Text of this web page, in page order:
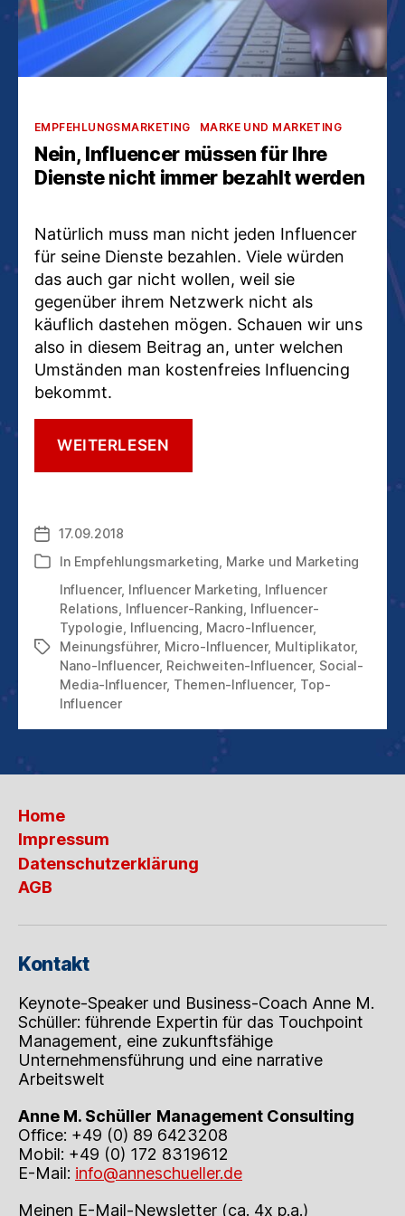
Kategorien
EMPFEHLUNGSMARKETING MARKE UND MARKETING
Nein, Influencer müssen für Ihre
Dienste nicht immer bezahlt werden
Natürlich muss man nicht jeden Influencer
für seine Dienste bezahlen. Viele würden
das auch gar nicht wollen, weil sie
gegenüber ihrem Netzwerk nicht als
käuflich dastehen mögen. Schauen wir uns
also in diesem Beitrag an, unter welchen
Umständen man kostenfreies Influencing
bekommt.
WEITERLESEN
NICHT
BEZAHLT
WERDEN
Veröffentlichungsdatum
17.09.2018
Kategorien
In Empfehlungsmarketing, Marke und Marketing
Schlagwörter
Influencer, Influencer Marketing, Influencer
Relations, Influencer-Ranking, Influencer-
Typologie, Influencing, Macro-Influencer,
Meinungsführer, Micro-Influencer, Multiplikator,
Nano-Influencer, Reichweiten-Influencer, Social-
Media-Influencer, Themen-Influencer, Top-
Influencer
Home
Impressum
Datenschutzerklärung
AGB
Kontakt
Keynote-Speaker und Business-Coach Anne M.
Schüller: führende Expertin für das Touchpoint
Management, eine zukunftsfähige
Unternehmensführung und eine narrative
Arbeitswelt
Anne M. Schüller Management Consulting
Office: +49 (0) 89 6423208
Mobil: +49 (0) 172 8319612
E-Mail: info@anneschueller.de
Meinen E-Mail-Newsletter (ca. 4x p.a.)